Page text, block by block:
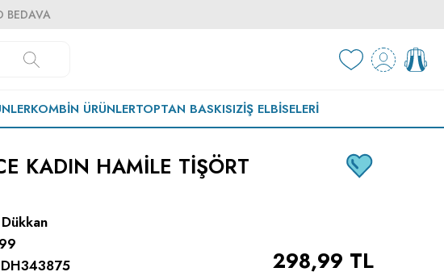
BEDAVA
KOMBIN ÜRÜNLERTOPTAN BASKISIZİŞ ELBISELERI
KADIN HAMILE TIŞÖRT
298,99 TL